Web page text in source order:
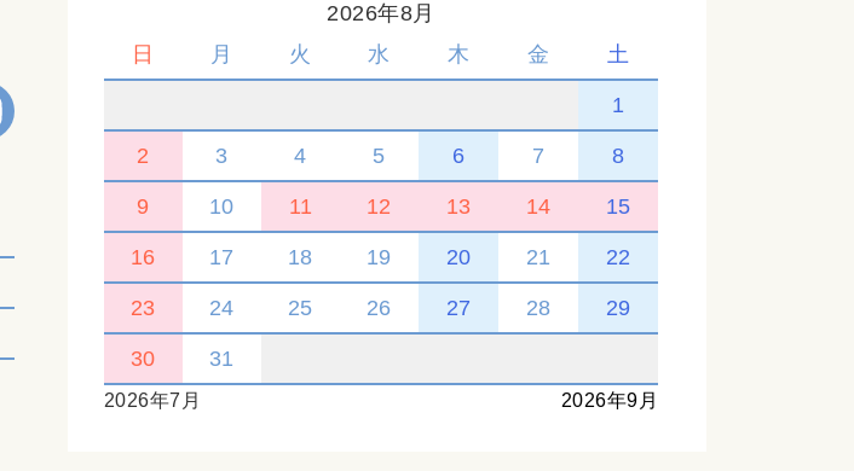
2026年8月
日
月 火 水 木 金 土
1
2 3 4 5 6 7 8
9 10 11 12 13 14 15
16 17 18 19 20 21 22
23 24 25 26 27 28 29
30 31
2026年7月 2026年9月